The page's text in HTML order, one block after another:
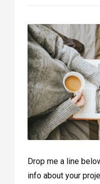
Drop me a line
info about your